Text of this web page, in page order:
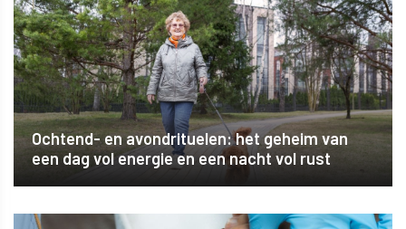
Ochtend- en avondrituelen: het geheim van
een dag vol energie en een nacht vol rust